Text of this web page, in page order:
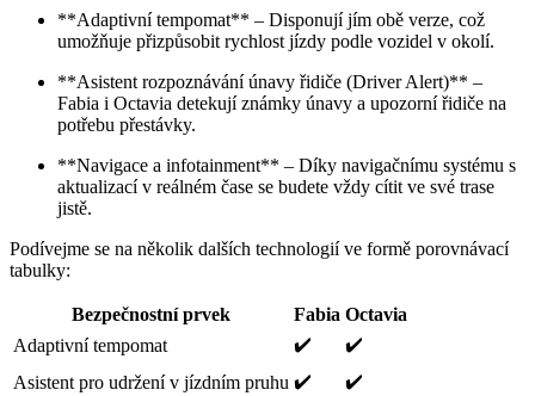
**Adaptivní tempomat** – Disponují jím obě verze, což
umožňuje přizpůsobit rychlost jízdy podle vozidel v okolí.
**Asistent rozpoznávání únavy řidiče (Driver Alert)** –
Fabia i Octavia detekují známky únavy a upozorní řidiče na
potřebu přestávky.
**Navigace a infotainment** – Díky navigačnímu systému s
aktualizací v reálném čase se budete vždy cítit ve své trase
jistě.
Podívejme se na několik dalších technologií ve formě porovnávací
tabulky:
Bezpečnostní prvek Fabia Octavia
Adaptivní tempomat
✔️
✔️
Asistent pro udržení v jízdním pruhu ✔️ ✔️